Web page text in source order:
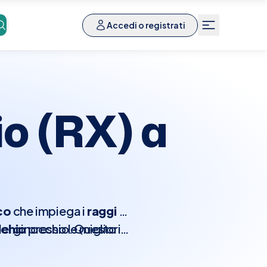
Accedi o registrati
(RX) a
che impiega i raggi X
ginocchio. Questo
presso le migliori